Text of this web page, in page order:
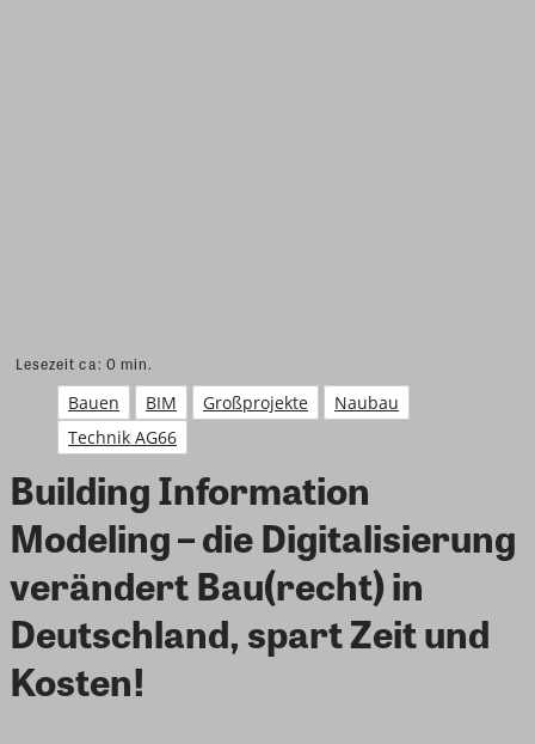
Lesezeit ca: 0 min.
Bauen BIM Großprojekte
Naubau
Technik AG66
Building Information
Modeling – die Digitalisierung
verändert Bau(recht) in
Deutschland, spart Zeit und
Kosten!